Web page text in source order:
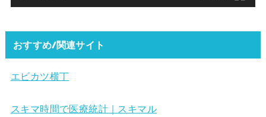
おすすめ/関連サイト
エビカツ横丁
スキマ時間で医療統計｜スキマル